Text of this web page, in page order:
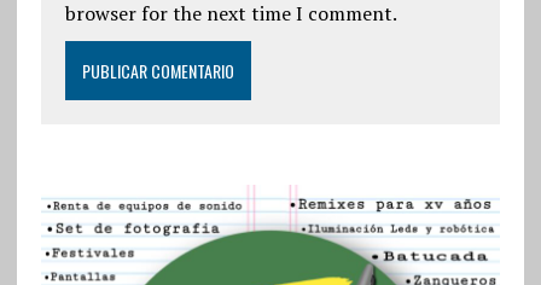
browser for the next time I comment.